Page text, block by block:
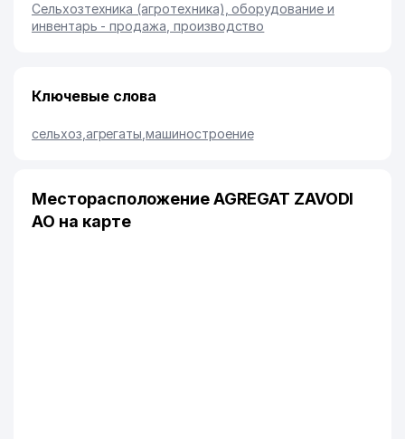
Сельхозтехника (агротехника), оборудование и
инвентарь - продажа, производство
Ключевые слова
сельхоз агрегаты ,машиностроение
Месторасположение AGREGAT ZAVODI
АО на карте